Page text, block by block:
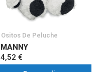
Ositos De Peluche
MANNY
4,52 €